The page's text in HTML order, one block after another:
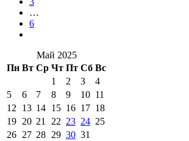
…
6
Май 2025
Пн Вт Ср Чт Пт Сб Вс
1
2 3
4
5
6 7 8 9 10 11
12
13 14 15 16 17 18
19 20 21 22 23 24 25
26 27 28 29 30 31